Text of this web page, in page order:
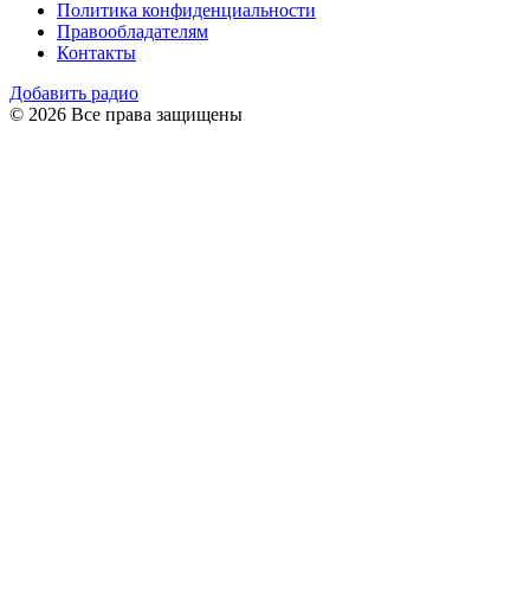
Политика конфиденциальности
Правообладателям
Контакты
Добавить радио
© 2026 Все права защищены